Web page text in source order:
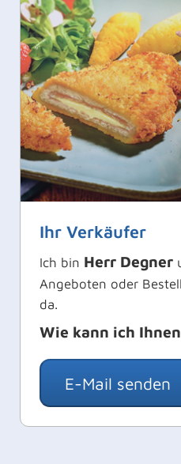
Ihr Verkäufer
Ich bin Herr Degner
Angeboten oder
da.
Wie kann ich
E-Mail senden